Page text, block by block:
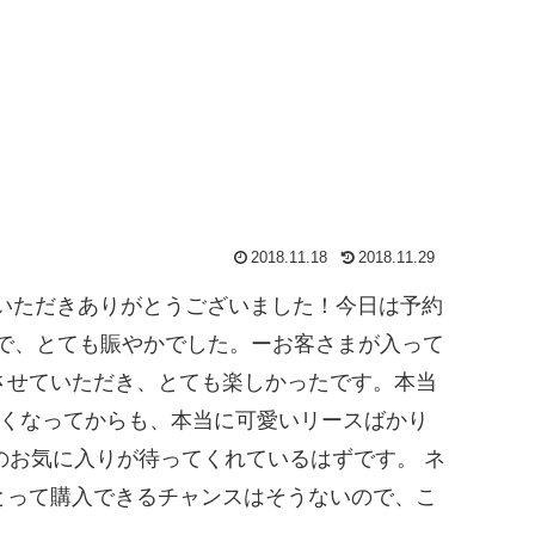
2018.11.18 2018.11.29
ただきありがとうございました！今日は予約
とても賑やかでした。ーお客さまが入って
ていただき、とても楽しかったです。本当
なってからも、本当に可愛いリースばかり
気に入りが待ってくれているはずです。︎ ネ
て購入できるチャンスはそうないので、こ